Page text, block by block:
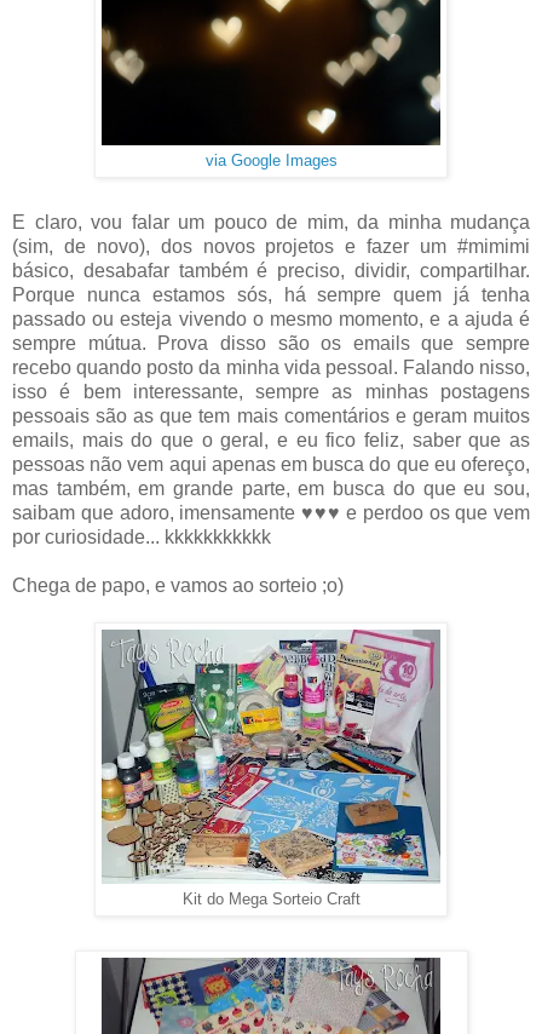
via Google Images
E claro, vou falar um pouco de mim, da minha mudança
(sim, de novo), dos novos projetos e fazer um #mimimi
básico, desabafar também é preciso, dividir, compartilhar.
Porque nunca estamos sós, há sempre quem já tenha
passado ou esteja vivendo o mesmo momento, e a ajuda é
sempre mútua. Prova disso são os emails que sempre
recebo quando posto da minha vida pessoal. Falando nisso,
isso é bem interessante, sempre as minhas postagens
pessoais são as que tem mais comentários e geram muitos
emails, mais do que o geral, e eu fico feliz, saber que as
pessoas não vem aqui apenas em busca do que eu ofereço,
mas também, em grande parte, em busca do que eu sou,
saibam que adoro, imensamente ♥♥♥ e perdoo os que vem
por curiosidade... kkkkkkkkkkk
Chega de papo, e vamos ao sorteio ;o)
Kit do Mega Sorteio Craft